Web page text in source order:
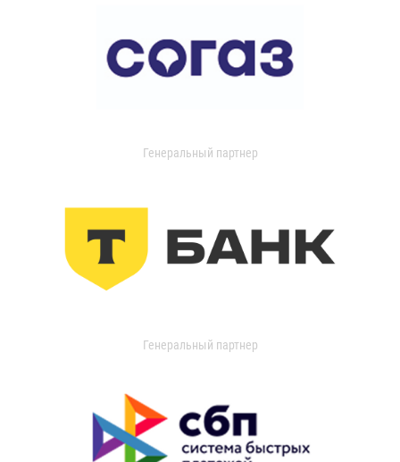
Генеральный партнер
Генеральный партнер